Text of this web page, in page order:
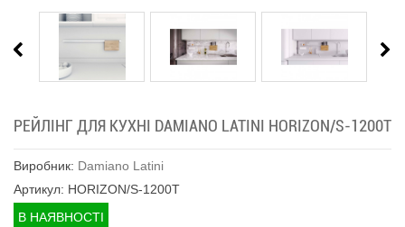
РЕЙЛІНГ ДЛЯ КУХНІ DAMIANO LATINI HORIZON/S-1200T
Виробник: Damiano Latini
Артикул: HORIZON/S-1200T
В НАЯВНОСТІ